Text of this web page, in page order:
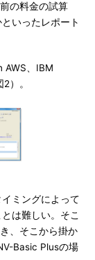
の料金の試算
いったレポート
AWS、IBM
）。
ミングによって
は難しい。そこ
、そこから掛か
Basic Plusの場